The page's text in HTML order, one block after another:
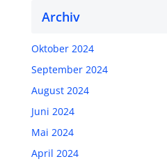
Archiv
Oktober 2024
September 2024
August 2024
Juni 2024
Mai 2024
April 2024